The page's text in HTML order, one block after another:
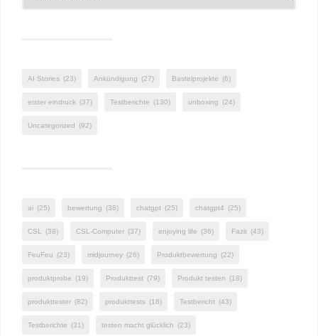
AI Stories (23) Ankündigung (27) Bastelprojekte (6)
erster eindruck (37) Testberichte (130) unboxing (24)
Uncategorized (92)
ai (25) bewertung (38) chatgpt (25) chatgpt4 (25)
CSL (38) CSL-Computer (37) enjoying life (36) Fazit (43)
FeuFeu (23) midjourney (26) Produktbewertung (22)
produktprobe (19) Produkttest (79) Produkt testen (18)
produkttester (82) produkttests (18) Testbericht (43)
Testberichte (31) testen macht glücklich (23)